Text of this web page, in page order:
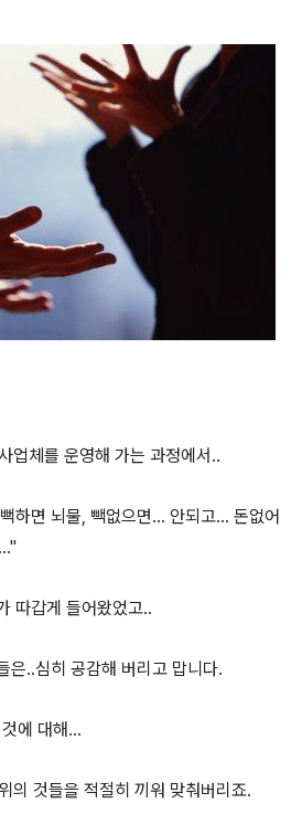
업체를 운영해 가는 과정에서..
하면 뇌물, 빽없으면... 안되고... 돈없어
따갑게 들어왔었고..
은..심히 공감해 버리고 맙니다.
에 대해...
의 것들을 적절히 끼워 맞춰버리죠.